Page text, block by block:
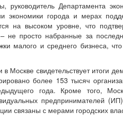
Департамента
экономики города и мерах
на высоком уровне, что
просто набранные за
малого и среднего бизнеса,
Москве свидетельствует итоги
более 153 тысяч
года. Кроме того,
предпринимателей
связаны с мерами городских